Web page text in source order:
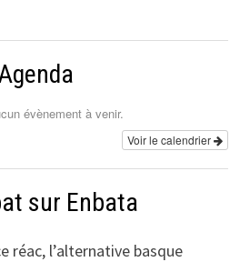
évènement à venir.
Voir le calendrier
sur Enbata
réac, l’alternative basque